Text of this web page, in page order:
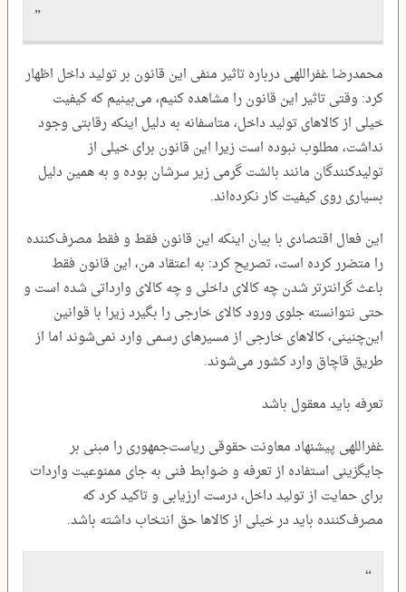
محمدرضا غفراللهی درباره تاثیر منفی این قانون بر تولید داخل اظهار
کرد: وقتی تاثیر این قانون را مشاهده کنیم، می‌بینیم که کیفیت
خیلی از کالاهای تولید داخل، متاسفانه به دلیل اینکه رقابتی وجود
نداشت، مطلوب نبوده است زیرا این قانون برای خیلی از
تولیدکنندگان مانند بالشت گرمی زیر سرشان بوده و به همین دلیل
بسیاری روی کیفیت کار نکرده‌اند.
این فعال اقتصادی با بیان اینکه این قانون فقط و فقط مصرف‌کننده
را متضرر کرده است، تصریح کرد: به اعتقاد من، این قانون فقط
باعث گرانترتر شدن چه کالای داخلی و چه کالای وارداتی شده است و
حتی نتوانسته جلوی ورود کالای خارجی را بگیرد زیرا با قوانین
این‌چنینی، کالاهای خارجی از مسیرهای رسمی وارد نمی‌شوند اما از
طریق قاچاق وارد کشور می‌شوند.
تعرفه باید معقول باشد
غفراللهی پیشنهاد معاونت حقوقی ریاست‌جمهوری را مبنی بر
جایگزینی استفاده از تعرفه و ضوابط فنی به جای ممنوعیت واردات
برای حمایت از تولید داخل، درست ارزیابی و تاکید کرد که
مصرف‌کننده باید در خیلی از کالاها حق انتخاب داشته باشد.